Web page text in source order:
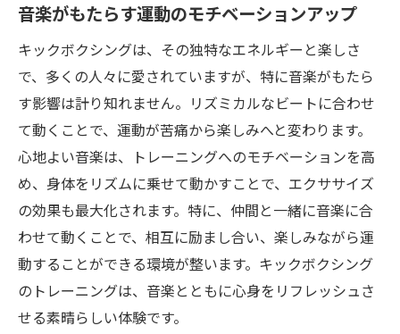
由
初心者でも安心少人数クラスで始めるキックボ
クシングの魅力
少人数制がもたらす個別指導のメリット
初心者に優しいクラス設計の工夫
少人数クラスでの安心感と質問しやすさ
インストラクターとの距離感が生む安心感
少人数クラスでの個々の進捗管理の効果
初めての人が感じる仲間からのサポート
仲間と共に楽しむキックボクシングで築く健康
的な生活
音楽がもたらす運動のモチベーションアップ
キックボクシングは、その独特なエネルギーと楽しさ
で、多くの人々に愛されていますが、特に音楽がもたら
す影響は計り知れません。リズミカルなビートに合わせ
て動くことで、運動が苦痛から楽しみへと変わります。
心地よい音楽は、トレーニングへのモチベーションを高
め、身体をリズムに乗せて動かすことで、エクササイズ
の効果も最大化されます。特に、仲間と一緒に音楽に合
わせて動くことで、相互に励まし合い、楽しみながら運
動することができる環境が整います。キックボクシング
のトレーニングは、音楽とともに心身をリフレッシュさ
せる素晴らしい体験です。